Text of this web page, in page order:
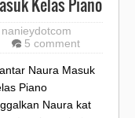
Kelas Piano
nanieydotcom
5 comment
Naura Masuk
Piano
Naura kat